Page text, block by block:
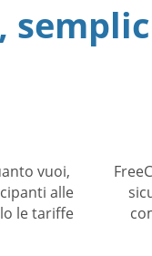
vuoi,
alle
le tariffe